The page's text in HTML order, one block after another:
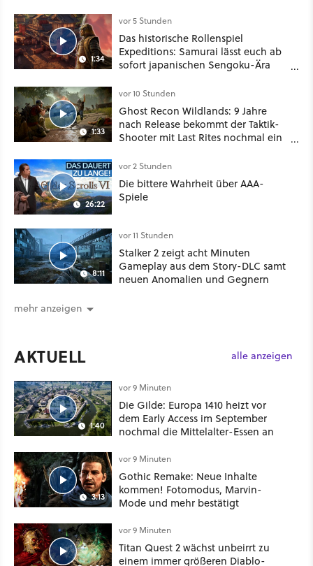
1:34
vor 5 Stunden
Das historische Rollenspiel
Expeditions: Samurai lässt euch ab
sofort japanischen Sengoku-Ära
oder Diplomatie
1:33
vor 10 Stunden
Ghost Recon Wildlands: 9 Jahre
nach Release bekommt der Taktik-
Shooter mit Last Rites nochmal ein
26:22
vor 2 Stunden
Die bittere Wahrheit über AAA-
Spiele
8:11
vor 11 Stunden
Stalker 2 zeigt acht Minuten
Gameplay aus dem Story-DLC samt
neuen Anomalien und Gegnern
mehr anzeigen
AKTUELL alle anzeigen
1:40
vor 9 Minuten
Die Gilde: Europa 1410 heizt vor
dem Early Access im September
nochmal die Mittelalter-Essen an
3:13
vor 9 Minuten
Gothic Remake: Neue Inhalte
kommen! Fotomodus, Marvin-
Mode und mehr bestätigt
vor 9 Minuten
Titan Quest 2 wächst unbeirrt zu
einem immer größeren Diablo-